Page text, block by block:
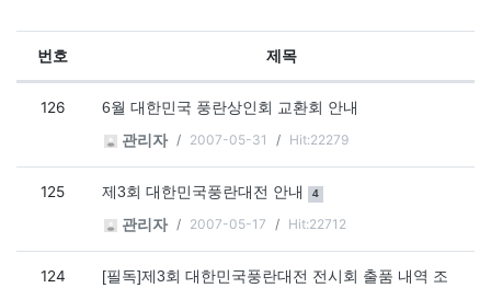
번호 제목
126
6월 대한민국 풍란상인회 교환회 안내
관리자
2007-05-31 Hit:22279
125 제3회 대한민국풍란대전 안내 댓글
4
관리자 2007-05-17 Hit:22712
124
[필독]제3회 대한민국풍란대전 전시회 출품 내역 조